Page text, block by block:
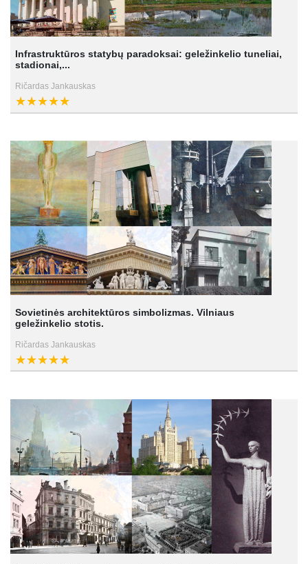
Infrastruktūros statybų paradoksai: geležinkelio tuneliai,
stadionai,...
Ričardas Jankauskas
Sovietinės architektūros simbolizmas. Vilniaus
geležinkelio stotis.
Ričardas Jankauskas